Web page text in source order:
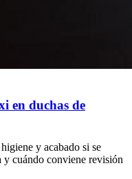
en duchas de
y acabado si se
y cuándo conviene revisión